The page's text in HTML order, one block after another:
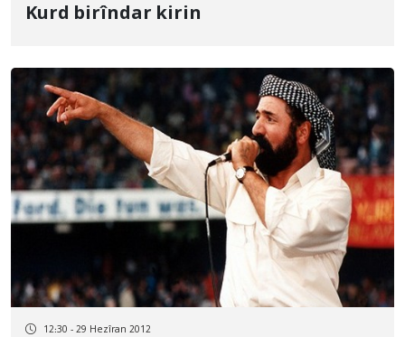
Kurd birîndar kirin
12:30 - 29 Hezîran 2012